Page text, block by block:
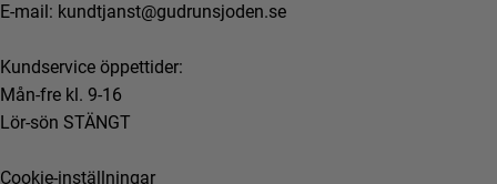
E-mail: kundtjanst@gudrunsjoden.se
Kundservice öppettider:
Mån-fre kl. 9-16
Lör-sön STÄNGT
Cookie-inställningar